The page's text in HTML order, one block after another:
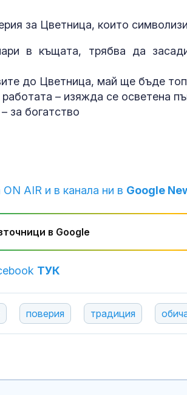
за Цветница, които
в къщата, трябва да
до Цветница, май ще бъде
– изяжда се осветена
за богатство
AIR и в канала ни в Google
в Google
ТУК
поверия традиция